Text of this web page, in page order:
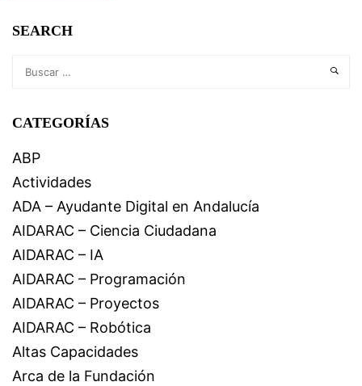
SEARCH
CATEGORÍAS
ABP
Actividades
ADA – Ayudante Digital en Andalucía
AIDARAC – Ciencia Ciudadana
AIDARAC – IA
AIDARAC – Programación
AIDARAC – Proyectos
AIDARAC – Robótica
Altas Capacidades
Arca de la Fundación